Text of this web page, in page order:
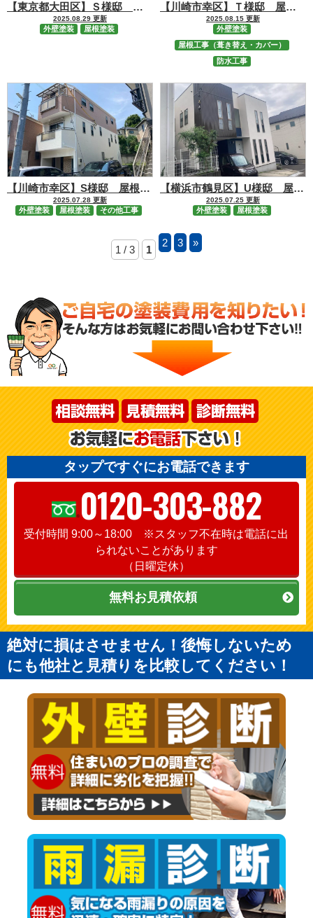
【東京都大田区】Ｓ様邸 屋根外壁塗装工事
2025.08.29 更新
外壁塗装 屋根塗装
【川崎市幸区】Ｔ様邸 屋根カバー、外壁塗装、ベランダ・バルコニー防水工事
2025.08.15 更新
外壁塗装
屋根工事（葺き替え・カバー）
防水工事
【川崎市幸区】S様邸 屋根外壁塗装工事
2025.07.28 更新
外壁塗装 屋根塗装 その他工事
【横浜市鶴見区】U様邸 屋根・外壁塗装工事
2025.07.25 更新
外壁塗装 屋根塗装
1 / 3 1
2 3 »
タップですぐにお電話できます
0120-303-882
受付時間 9:00～18:00 ※スタッフ不在時は電話に出
られないことがあります
（日曜定休）
無料お見積依頼
絶対に損はさせません！後悔しないため
にも他社と見積りを比較してください！